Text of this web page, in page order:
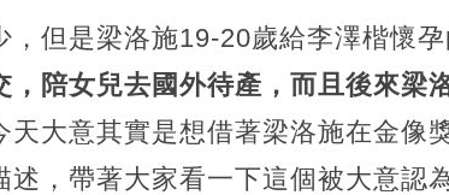
但是梁洛施19-20歲給李澤楷懷孕
陪女兒去國外待產，而且後來梁
天大意其實是想借著梁洛施在金像
述，帶著大家看一下這個被大意認